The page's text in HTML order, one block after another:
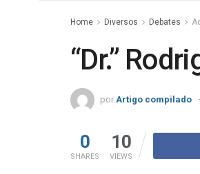
Home Diversos Debates
“Dr.”
por Artigo compilado
0
SHARES
10
VIEWS